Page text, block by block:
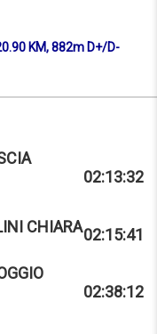
KM, 882m D+/D-
02:13:32
CHIARA02:15:41
02:38:12